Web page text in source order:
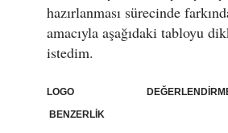
hazırlanması sürecinde
amacıyla aşağıdaki tabloyu
istedim.
LOGO
BENZERLİK